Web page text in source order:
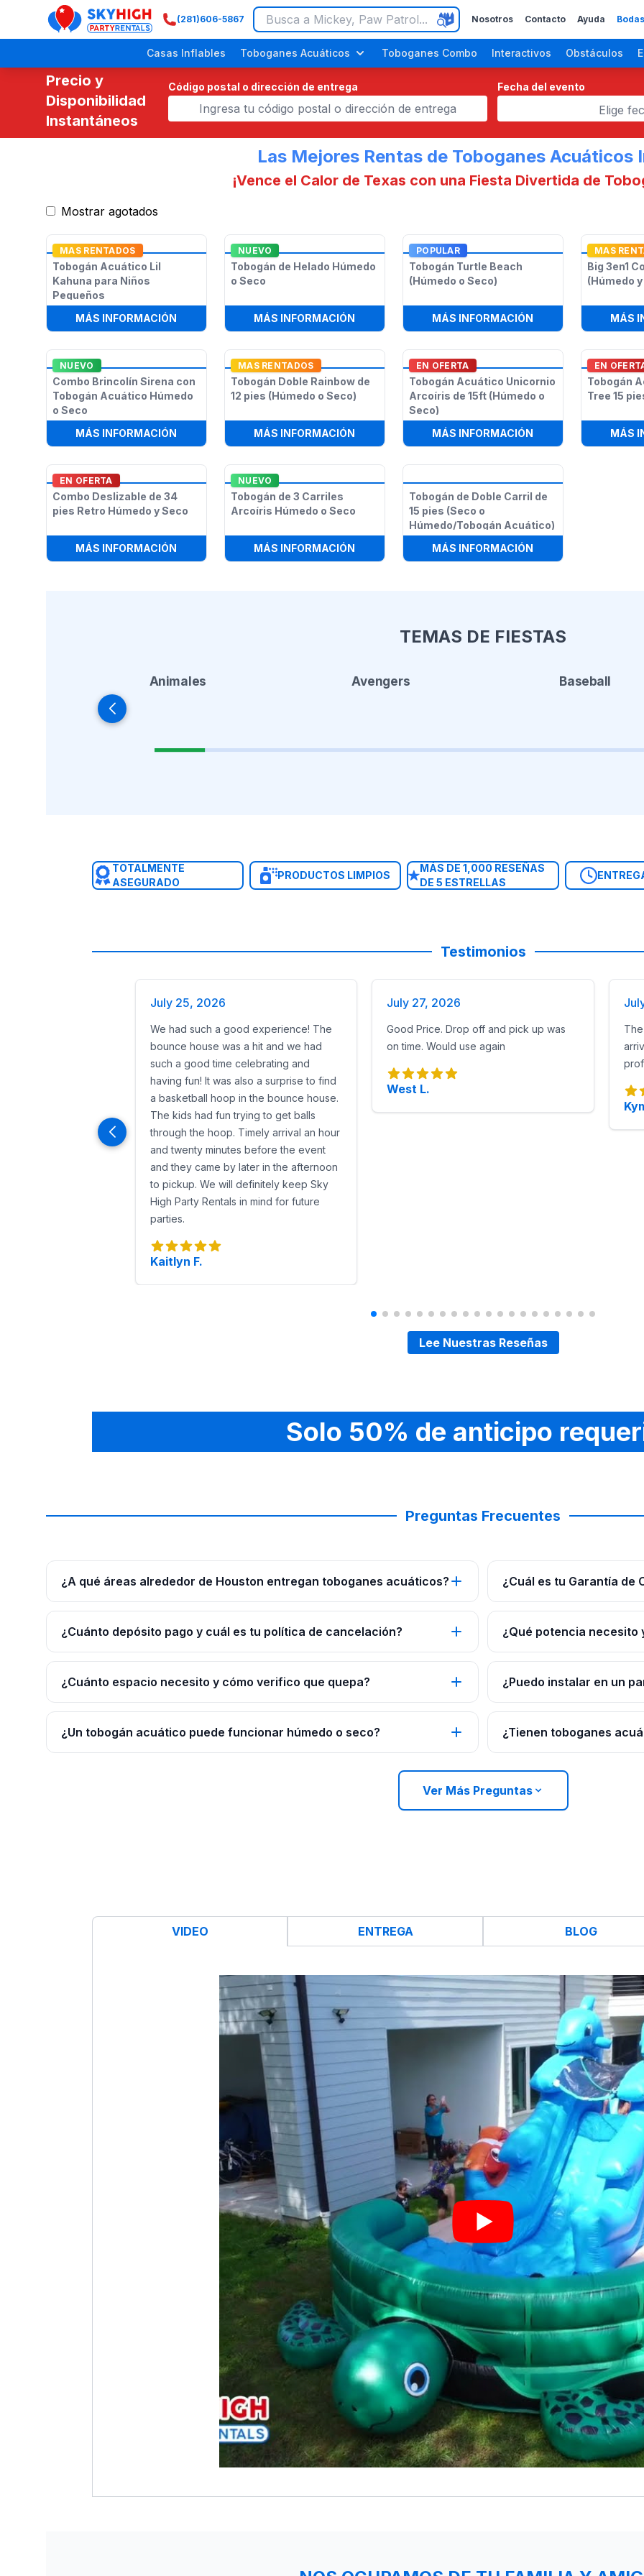
SkyHigh Logo
(281)606-5867 Nosotros Contacto Ayuda
Casas Inflables Toboganes Acuáticos Toboganes Combo Interactivos Obstáculos
Precio y
Disponibilidad
Instantáneos
Código postal o dirección de entrega Fecha del evento
Elige
Las Mejores Rentas de Toboganes Acuáticos
¡Vence el Calor de Texas con una Fiesta Divertida de
Mostrar agotados
MAS RENTADOS
Tobogán Acuático Lil
Kahuna para Niños
Pequeños
MÁS INFORMACIÓN
TOBOGÁN ACUÁTICO LIL KAHUNA PARA NIÑOS PEQUEÑOS
NUEVO
Tobogán de Helado Húmedo
o Seco
MÁS INFORMACIÓN TOBOGÁN DE HELADO HÚMEDO O SECO
POPULAR
Tobogán Turtle Beach
(Húmedo o Seco)
MÁS INFORMACIÓN TOBOGÁN TURTLE
MAS
Big 3en1
(Húmedo
MÁS
NUEVO
Combo Brincolín Sirena con
Tobogán Acuático Húmedo
o Seco
MÁS INFORMACIÓN
COMBO BRINCOLÍN SIRENA CON TOBOGÁN ACUÁTICO HÚMEDO O SECO
MAS RENTADOS
Tobogán Doble Rainbow de
12 pies (Húmedo o Seco)
MÁS INFORMACIÓN TOBOGÁN DOBLE RAINBOW DE 12 PIES (HÚMEDO O
EN OFERTA
Tobogán Acuático Unicornio
Arcoíris de 15ft (Húmedo o
Seco)
MÁS INFORMACIÓN
TOBOGÁN
EN
Tobogán
Tree 15
MÁS
EN OFERTA
Combo Deslizable de 34
pies Retro Húmedo y Seco
MÁS INFORMACIÓN COMBO DESLIZABLE DE 34 PIES RETRO HÚMEDO Y SECO
NUEVO
Tobogán de 3 Carriles
Arcoíris Húmedo o Seco
MÁS INFORMACIÓN TOBOGÁN DE 3 CARRILES ARCOÍRIS HÚMEDO O SECO
Tobogán de Doble Carril de
15 pies (Seco o
Húmedo/Tobogán Acuático)
MÁS INFORMACIÓN
TEMAS DE FIESTAS
Animales Avengers Baseball
TOTALMENTE
ASEGURADO
PRODUCTOS LIMPIOS
MÁS DE 1,000 RESEÑAS
DE 5 ESTRELLAS
Testimonios
July 25, 2026
We had such a good experience! The
bounce house was a hit and we had
such a good time celebrating and
having fun! It was also a surprise to find
a basketball hoop in the bounce house.
The kids had fun trying to get balls
through the hoop. Timely arrival an hour
and twenty minutes before the event
and they came by later in the afternoon
to pickup. We will definitely keep Sky
High Party Rentals in mind for future
parties.
Kaitlyn F.
July 27, 2026
Good Price. Drop off and pick up was
on time. Would use again
West L.
Lee Nuestras Reseñas
Solo 50% de anticipo
Preguntas Frecuentes
¿A qué áreas alrededor de Houston entregan toboganes acuáticos? ¿Cuál es tu Garantía de
¿Cuánto depósito pago y cuál es tu política de cancelación? ¿Qué potencia necesito
¿Cuánto espacio necesito y cómo verifico que quepa? ¿Puedo instalar en un
¿Un tobogán acuático puede funcionar húmedo o seco? ¿Tienen toboganes
Ver Más Preguntas
VIDEO ENTREGA BLOG